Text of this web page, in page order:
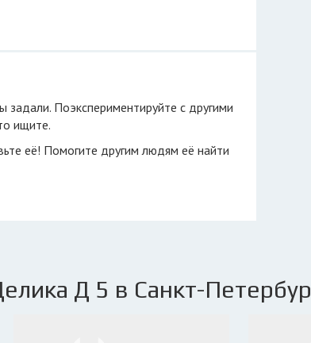
Поэкспериментируйте с другими
ищите.
её! Помогите другим людям её найти
Д 5 в Санкт-